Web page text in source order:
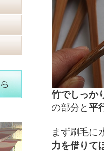
竹でしっか
の部分と平
まず刷毛に
力を借りて